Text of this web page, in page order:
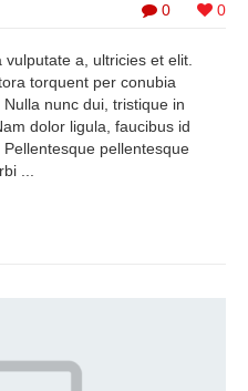
0 0
a, ultricies et elit.
torquent per conubia
nunc dui, tristique in
dolor ligula, faucibus id
pellentesque
...